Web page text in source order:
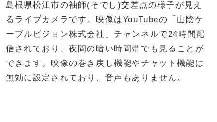
島根県松江市の袖師(そでし)交差点の様子が見え
るライブカメラです。映像はYouTubeの「山陰ケ
ーブルビジョン株式会社」チャンネルで24時間配
信されており、夜間の暗い時間帯でも見ることが
できます。映像の巻き戻し機能やチャット機能は
無効に設定されており、音声もありません。